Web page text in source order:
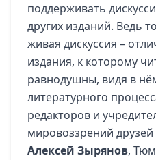
поддерживать
других изданий. Ведь
живая дискуссия –
издания, к которому
равнодушны, видя в
литературного
редакторов и
мировоззрений друзей
Алексей Зырянов,